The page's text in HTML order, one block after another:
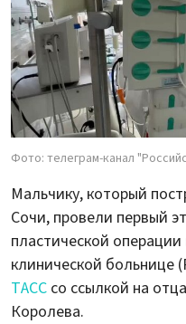
Фото: телеграм-канал
Мальчику, который
Сочи, провели первый
пластической
клинической
ТАСС со ссылкой на
Королева.